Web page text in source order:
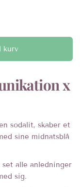
kurv
x
sodalit, skaber et
sine midnatsblå
alle anledninger
sig.